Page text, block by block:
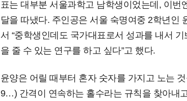
표는 대부분 서울과학고 남학생이었는데, 이번
달을 따냈다. 주인공은 서울 숙명여중 2학년인
서 “중학생인데도 국가대표로서 성과를 내서
을 줄 수 있는 연구를 하고 싶다”고 했다.
윤양은 어릴 때부터 혼자 숫자를 가지고 노는
9…) 간격이 연속하는 홀수라는 규칙을 찾아내